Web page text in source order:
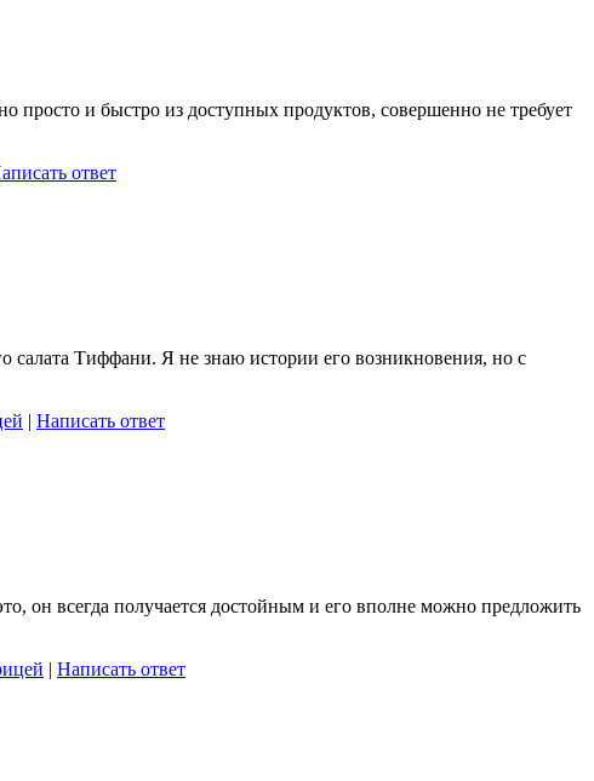
просто и быстро из доступных продуктов, совершенно не требует
ответ
салата Тиффани. Я не знаю истории его возникновения, но с
| Написать ответ
он всегда получается достойным и его вполне можно предложить
| Написать ответ